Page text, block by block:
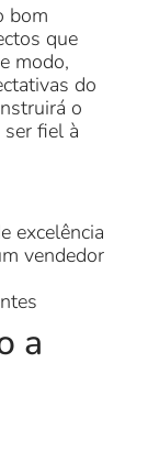
bom
que
modo,
do
o
fiel à
excelência
vendedor
a